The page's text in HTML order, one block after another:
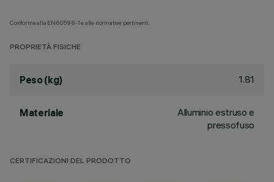
Conforme alla EN60598-1 e alle normative pertinenti.
PROPRIETÀ FISICHE
Peso (kg) 1.81
Materiale
Alluminio estruso e
pressofuso
CERTIFICAZIONI DEL PRODOTTO